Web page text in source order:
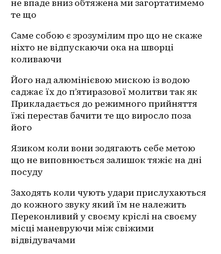
не впаде вниз обтяжена ми загортатимемо
те що
Саме собою є зрозумілим про що не скаже
ніхто не відпускаючи ока на шворці
коливаючи
Його над алюмінієвою мискою із водою
саджає їх до п’ятиразової молитви так як
Прикладається до режимного прийняття
їжі перестав бачити те що виросло поза
його
Язиком коли вони зодягають себе метою
що не виповнюється залишок тяжіє на дні
посуду
Заходять коли чують удари прислухаються
до кожного звуку який їм не належить
Переконливий у своєму кріслі на своєму
місці маневруючи між свіжими
відвідувачами